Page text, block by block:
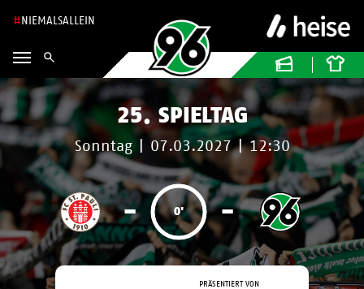
NIEMALSALLEIN
25. SPIELTAG
Sonntag 07.03.2027 | 12:30
- 0' -
PRÄSENTIERT VON